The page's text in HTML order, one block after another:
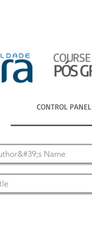
COURSE
PÓS
CONTROL PANEL